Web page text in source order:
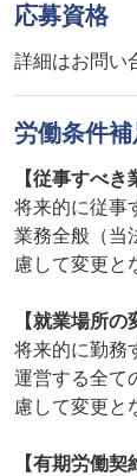
応募資格
詳細はお問い
労働条件
【従事すべき
将来的に従事
業務全般（当
慮して変更と
【就業場所の
将来的に勤務
運営する全て
慮して変更と
【有期労働